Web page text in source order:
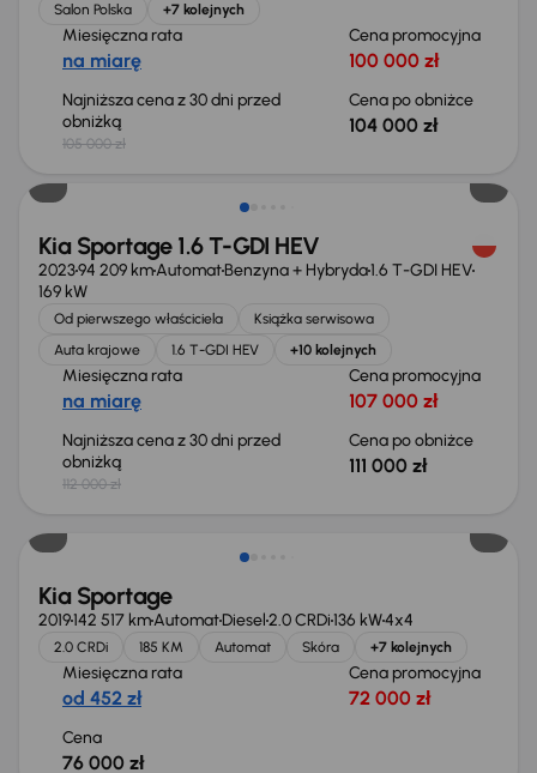
Salon Polska
+7 kolejnych
Miesięczna rata
na miarę
Cena promocyjna
100 000 zł
Najniższa cena z 30 dni przed
obniżką
105 000 zł
Cena po obniżce
104 000 zł
Taniej o 1 000 zł
Kia Sportage 1.6 T-GDI HEV
202394 209 kmAutomatBenzyna + Hybryda1.6 T-GDI HEV
169 kW
Od pierwszego właściciela
Książka serwisowa
Auta krajowe
1.6 T-GDI HEV +10 kolejnych
Miesięczna rata
na miarę
Cena promocyjna
107 000 zł
Najniższa cena z 30 dni przed
obniżką
112 000 zł
Cena po obniżce
111 000 zł
Kia Sportage
2019142 517 kmAutomatDiesel2.0 CRDi136 kW4x4
2.0 CRDi 185 KM Automat Skóra +7 kolejnych
Miesięczna rata
od 452 zł
Cena promocyjna
72 000 zł
Cena
76 000 zł